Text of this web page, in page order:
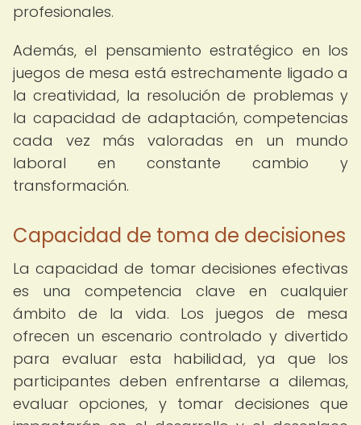
profesionales.
Además, el pensamiento estratégico en los
juegos de mesa está estrechamente ligado a
la creatividad, la resolución de problemas y
la capacidad de adaptación, competencias
cada vez más valoradas en un mundo
laboral en constante cambio y
transformación.
Capacidad de toma de decisiones
La capacidad de tomar decisiones efectivas
es una competencia clave en cualquier
ámbito de la vida. Los juegos de mesa
ofrecen un escenario controlado y divertido
para evaluar esta habilidad, ya que los
participantes deben enfrentarse a dilemas,
evaluar opciones, y tomar decisiones que